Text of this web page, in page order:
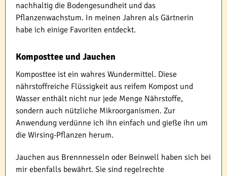
nachhaltig die Bodengesundheit und das
Pflanzenwachstum. In meinen Jahren als Gärtnerin
habe ich einige Favoriten entdeckt.
Komposttee und Jauchen
Komposttee ist ein wahres Wundermittel. Diese
nährstoffreiche Flüssigkeit aus reifem Kompost und
Wasser enthält nicht nur jede Menge Nährstoffe,
sondern auch nützliche Mikroorganismen. Zur
Anwendung verdünne ich ihn einfach und gieße ihn um
die Wirsing-Pflanzen herum.
Jauchen aus Brennnesseln oder Beinwell haben sich bei
mir ebenfalls bewährt. Sie sind regelrechte